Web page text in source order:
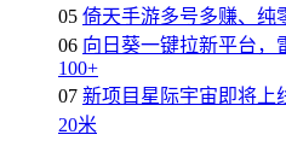
05 倚天手游多号多赚、纯
06 向日葵一键拉新平台，
100+
07 新项目星际宇宙即将上
20米